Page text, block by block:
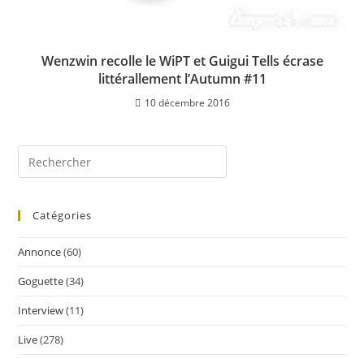
Wenzwin recolle le WiPT et Guigui Tells écrase
littérallement l’Autumn #11
10 décembre 2016
Catégories
Annonce(60)
Goguette(34)
Interview(11)
Live(278)